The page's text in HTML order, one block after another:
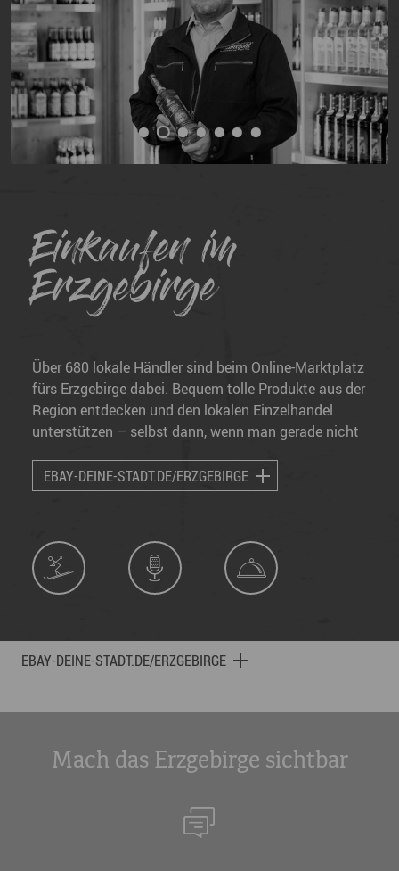
Einkaufen im
Erzgebirge
Über 680 lokale Händler sind beim Online-Marktplatz
fürs Erzgebirge dabei. Bequem tolle Produkte aus der
Region entdecken und den lokalen Einzelhandel
unterstützen – selbst dann, wenn man gerade nicht
EBAY-DEINE-STADT.DE/ERZGEBIRGE
EBAY-DEINE-STADT.DE/ERZGEBIRGE
Mach das Erzgebirge sichtbar